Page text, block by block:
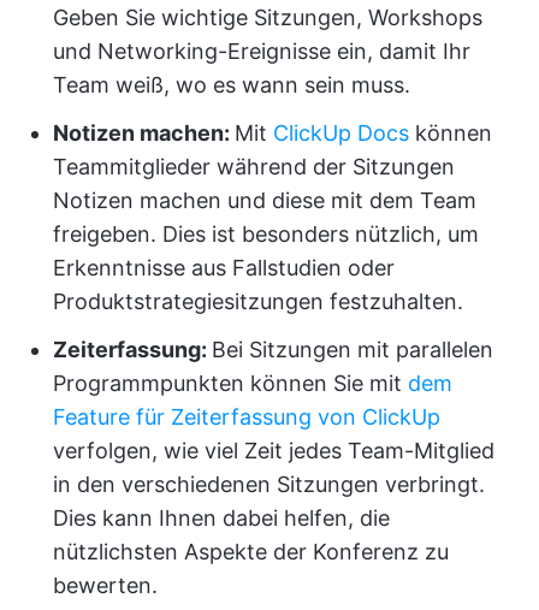
Geben Sie wichtige Sitzungen, Workshops
und Networking-Ereignisse ein, damit Ihr
Team weiß, wo es wann sein muss.
Notizen machen: Mit ClickUp Docs können
Teammitglieder während der Sitzungen
Notizen machen und diese mit dem Team
freigeben. Dies ist besonders nützlich, um
Erkenntnisse aus Fallstudien oder
Produktstrategiesitzungen festzuhalten.
Zeiterfassung: Bei Sitzungen mit parallelen
Programmpunkten können Sie mit dem
Feature für Zeiterfassung von ClickUp
verfolgen, wie viel Zeit jedes Team-Mitglied
in den verschiedenen Sitzungen verbringt.
Dies kann Ihnen dabei helfen, die
nützlichsten Aspekte der Konferenz zu
bewerten.